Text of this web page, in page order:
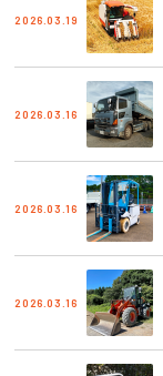
2026.03.19
2026.03.16
2026.03.16
2026.03.16